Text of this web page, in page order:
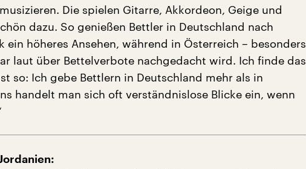
Die spielen Gitarre, Akkordeon, Geige und
dazu. So genießen Bettler in Deutschland nach
ein höheres Ansehen, während in Österreich – besonders
laut über Bettelverbote nachgedacht wird. Ich finde das
so: Ich gebe Bettlern in Deutschland mehr als in
handelt man sich oft verständnislose Blicke ein, wenn